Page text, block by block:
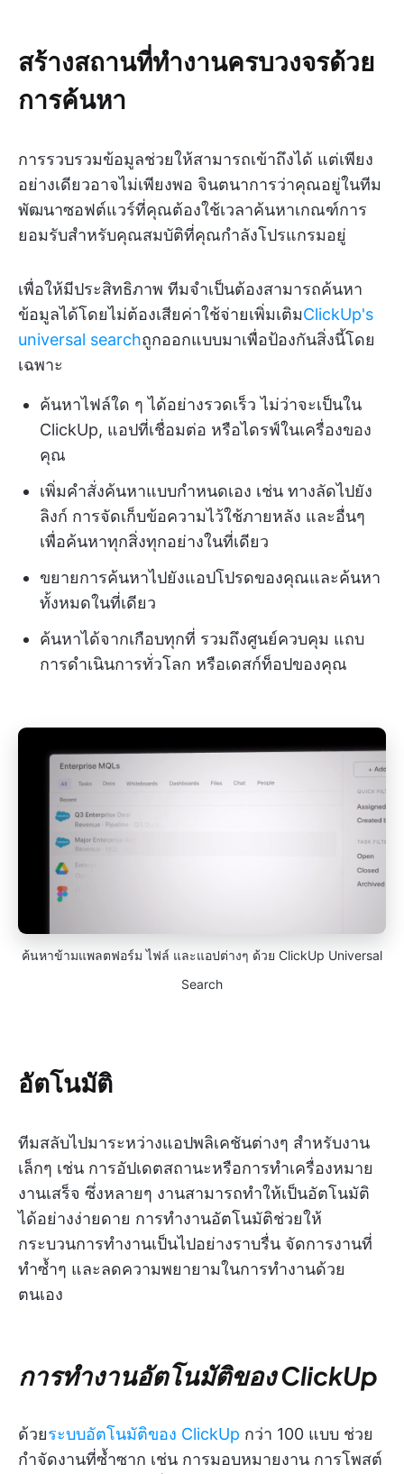
สร้างสถานที่ทำงานครบวงจรด้วย
การค้นหา
การรวบรวมข้อมูลช่วยให้สามารถเข้าถึงได้ แต่เพียง
อย่างเดียวอาจไม่เพียงพอ จินตนาการว่าคุณอยู่ในทีม
พัฒนาซอฟต์แวร์ที่คุณต้องใช้เวลาค้นหาเกณฑ์การ
ยอมรับสำหรับคุณสมบัติที่คุณกำลังโปรแกรมอยู่
เพื่อให้มีประสิทธิภาพ ทีมจำเป็นต้องสามารถค้นหา
ข้อมูลได้โดยไม่ต้องเสียค่าใช้จ่ายเพิ่มเติมClickUp's
universal searchถูกออกแบบมาเพื่อป้องกันสิ่งนี้โดย
เฉพาะ
ค้นหาไฟล์ใด ๆ ได้อย่างรวดเร็ว ไม่ว่าจะเป็นใน
ClickUp, แอปที่เชื่อมต่อ หรือไดรฟ์ในเครื่องของ
คุณ
เพิ่มคำสั่งค้นหาแบบกำหนดเอง เช่น ทางลัดไปยัง
ลิงก์ การจัดเก็บข้อความไว้ใช้ภายหลัง และอื่นๆ
เพื่อค้นหาทุกสิ่งทุกอย่างในที่เดียว
ขยายการค้นหาไปยังแอปโปรดของคุณและค้นหา
ทั้งหมดในที่เดียว
ค้นหาได้จากเกือบทุกที่ รวมถึงศูนย์ควบคุม แถบ
การดำเนินการทั่วโลก หรือเดสก์ท็อปของคุณ
ค้นหาข้ามแพลตฟอร์ม ไฟล์ และแอปต่างๆ ด้วย ClickUp Universal
Search
อัตโนมัติ
ทีมสลับไปมาระหว่างแอปพลิเคชันต่างๆ สำหรับงาน
เล็กๆ เช่น การอัปเดตสถานะหรือการทำเครื่องหมาย
งานเสร็จ ซึ่งหลายๆ งานสามารถทำให้เป็นอัตโนมัติ
ได้อย่างง่ายดาย การทำงานอัตโนมัติช่วยให้
กระบวนการทำงานเป็นไปอย่างราบรื่น จัดการงานที่
ทำซ้ำๆ และลดความพยายามในการทำงานด้วย
ตนเอง
การทำงานอัตโนมัติของ ClickUp
ด้วยระบบอัตโนมัติของ ClickUp กว่า 100 แบบ ช่วย
กำจัดงานที่ซ้ำซาก เช่น การมอบหมายงาน การโพสต์